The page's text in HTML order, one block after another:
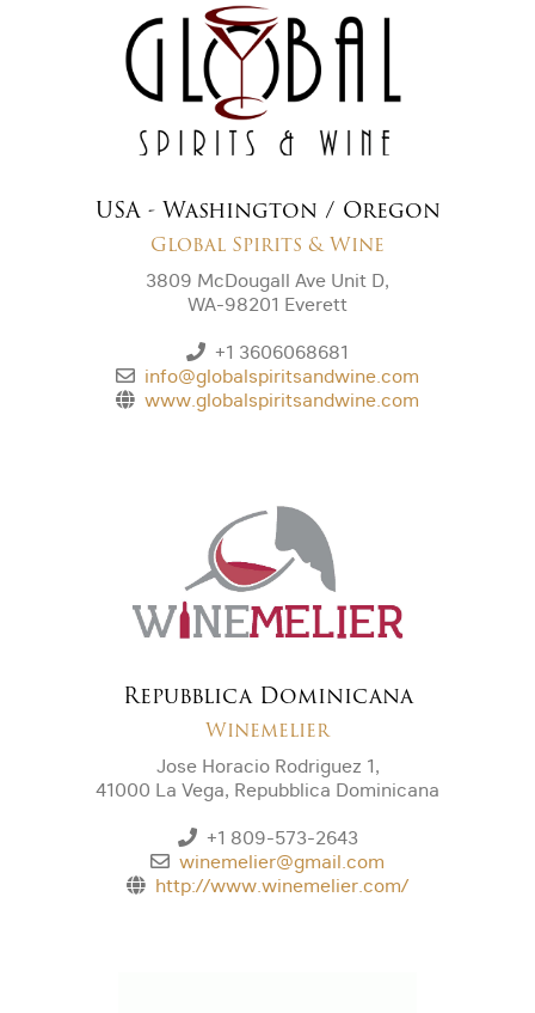
USA - Washington / Oregon
Global Spirits & Wine
3809 McDougall Ave Unit D,
WA-98201 Everett
+1 3606068681
info@globalspiritsandwine.com
www.globalspiritsandwine.com
Repubblica Dominicana
Winemelier
Jose Horacio Rodriguez 1,
41000 La Vega, Repubblica Dominicana
+1 809-573-2643
winemelier@gmail.com
http://www.winemelier.com/